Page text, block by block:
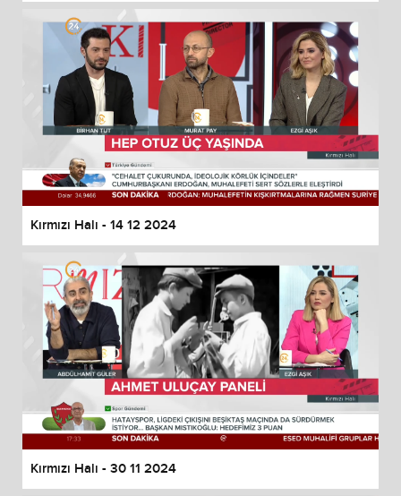
Kırmızı Halı - 14 12 2024
Kırmızı Halı - 30 11 2024